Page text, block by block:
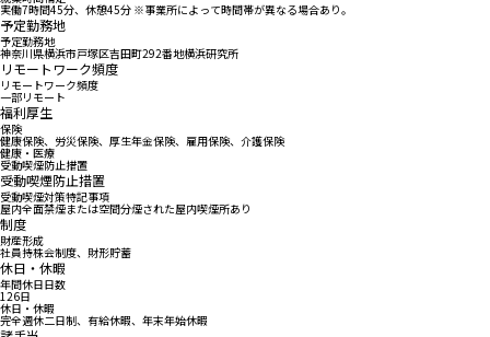
実働7時間45分、休憩45分 ※事業所によって時間帯が異なる場合あり。
予定勤務地
予定勤務地
神奈川県横浜市戸塚区吉田町292番地横浜研究所
リモートワーク頻度
リモートワーク頻度
一部リモート
福利厚生
保険
健康保険、労災保険、厚生年金保険、雇用保険、介護保険
健康・医療
受動喫煙防止措置
受動喫煙防止措置
受動喫煙対策特記事項
屋内全面禁煙または空間分煙された屋内喫煙所あり
制度
財産形成
社員持株会制度、財形貯蓄
休日・休暇
年間休日日数
126日
休日・休暇
完全週休二日制、有給休暇、年末年始休暇